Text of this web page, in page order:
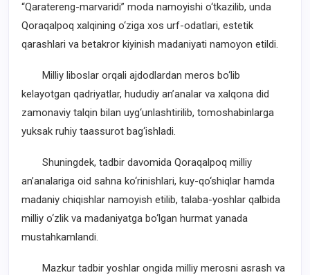
“Qaratereng-marvaridi” moda namoyishi o‘tkazilib, unda
Qoraqalpoq xalqining o‘ziga xos urf-odatlari, estetik
qarashlari va betakror kiyinish madaniyati namoyon etildi.
Milliy liboslar orqali ajdodlardan meros bo‘lib
kelayotgan qadriyatlar, hududiy an’analar va xalqona did
zamonaviy talqin bilan uyg‘unlashtirilib, tomoshabinlarga
yuksak ruhiy taassurot bag‘ishladi.
Shuningdek, tadbir davomida Qoraqalpoq milliy
an’analariga oid sahna ko‘rinishlari, kuy-qo‘shiqlar hamda
madaniy chiqishlar namoyish etilib, talaba-yoshlar qalbida
milliy o‘zlik va madaniyatga bo‘lgan hurmat yanada
mustahkamlandi.
Mazkur tadbir yoshlar ongida milliy merosni asrash va